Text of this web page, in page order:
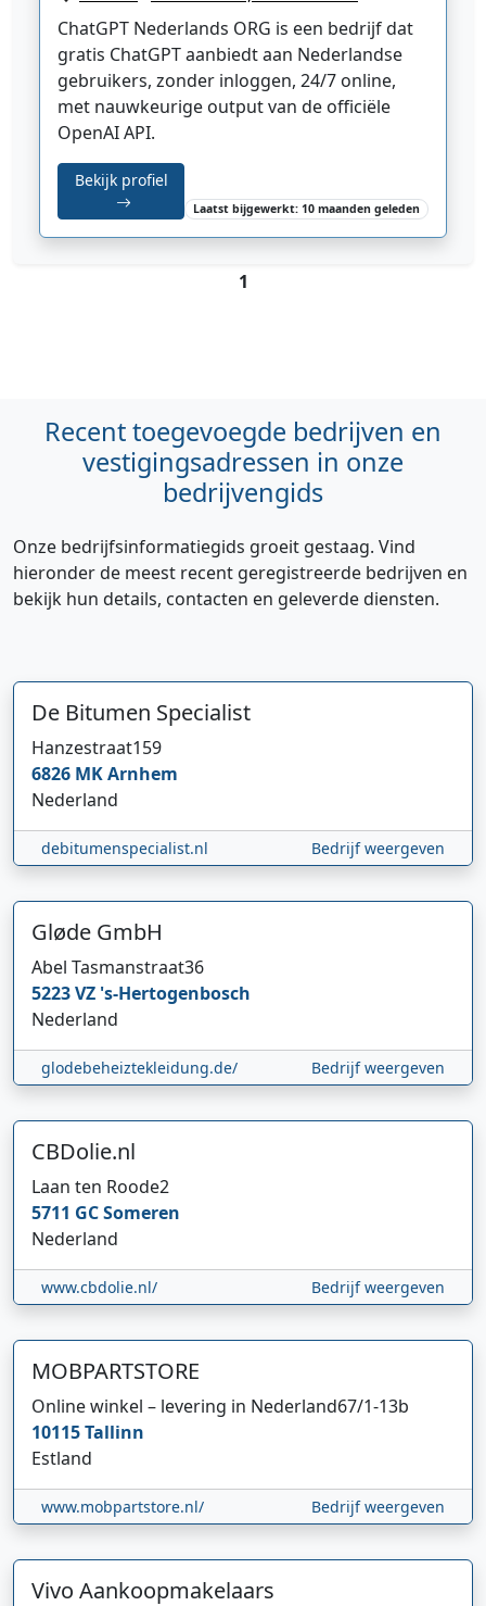
ChatGPT Nederlands ORG is een bedrijf dat
gratis ChatGPT aanbiedt aan Nederlandse
gebruikers, zonder inloggen, 24/7 online,
met nauwkeurige output van de officiële
OpenAI API.
Bekijk profiel
Laatst bijgewerkt: 10 maanden geleden
1
Recent toegevoegde bedrijven en
vestigingsadressen in onze
bedrijvengids
Onze bedrijfsinformatiegids groeit gestaag. Vind
hieronder de meest recent geregistreerde bedrijven en
bekijk hun details, contacten en geleverde diensten.
De Bitumen Specialist
Hanzestraat159
6826 MKArnhem
Nederland
debitumenspecialist.nl Bedrijf weergeven
Gløde GmbH
Abel Tasmanstraat36
5223 VZ 's-Hertogenbosch
Nederland
glodebeheiztekleidung.de/ Bedrijf weergeven
CBDolie.nl
Laan ten Roode2
5711 GCSomeren
Nederland
www.cbdolie.nl/ Bedrijf weergeven
MOBPARTSTORE
Online winkel – levering in Nederland67/1-13b
10115Tallinn
Estland
www.mobpartstore.nl/ Bedrijf weergeven
Vivo Aankoopmakelaars